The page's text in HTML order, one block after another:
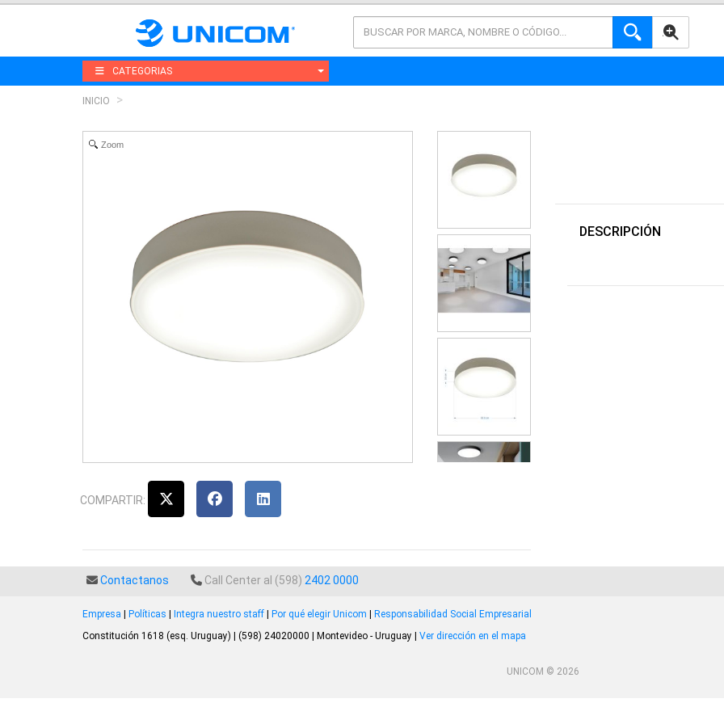
AVANZADA
CATEGORIAS
INICIO
Zoom
COMPARTIR:
DESCRIPCIÓN
Contactanos Call Center al (598) 2402 0000
Empresa Políticas Integra nuestro staff Por qué elegir Unicom
Responsabilidad Social Empresarial
Constitución 1618 (esq. Uruguay) | (598) 24020000 | Montevideo - Uruguay | Ver dirección en el mapa
UNICOM © 2026